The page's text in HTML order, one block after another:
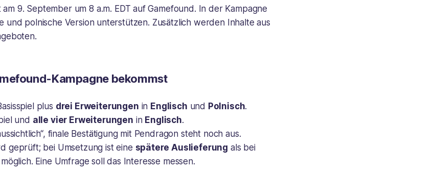
9. September um 8 a.m. EDT auf Gamefound. In der Kampagne
und polnische Version unterstützen. Zusätzlich werden Inhalte aus
Kampagne bekommst
plus drei Erweiterungen in Englisch und Polnisch.
und alle vier Erweiterungen in Englisch.
finale Bestätigung mit Pendragon steht noch aus.
geprüft; bei Umsetzung ist eine spätere Auslieferung als bei
Eine Umfrage soll das Interesse messen.